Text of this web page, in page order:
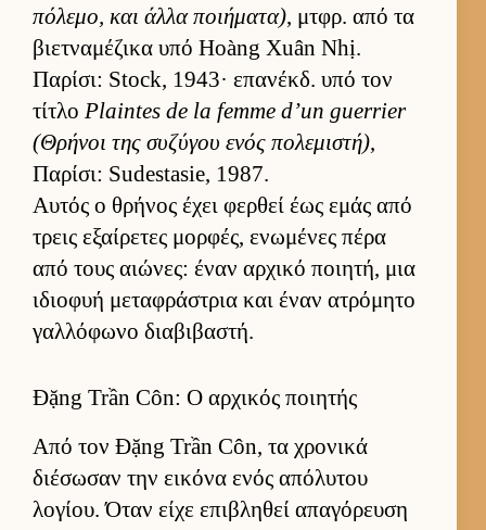
πόλεμο, και άλλα ποι­ήματα), μτ­φρ. από τα
βιετ­ναμέζικα υπό Hoàng Xuân Nhị.
Παρίσι: Stock, 1943· επανέκδ. υπό τον
τίτλο Plaintes de la femme d’un guerrier
(Θρήνοι της συζύγου ενός πολεμιστή),
Παρίσι: Sudestasie, 1987.
Αυ­τός ο θρήνος έχει φερ­θεί έως εμάς από
τρεις εξαί­ρετες μορ­φές, ενωμένες πέρα
από τους αιώνες: έναν αρ­χικό ποι­ητή, μια
ιδιο­φυή μεταφράστρια και έναν ατρόμητο
γαλ­λόφωνο δια­βιβαστή.
Đặng Trần Côn: Ο αρχικός ποιητής
Από τον Đặng Trần Côn, τα χρονικά
διέσωσαν την ει­κόνα ενός απόλυτου
λογίου. Όταν είχε επιβληθεί απαγόρευση